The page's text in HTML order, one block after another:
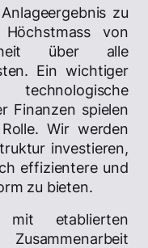
zu
von
über alle
Ein wichtiger
Finanzen spielen
Wir werden
investieren,
effizientere und
zu bieten.
mit etablierten